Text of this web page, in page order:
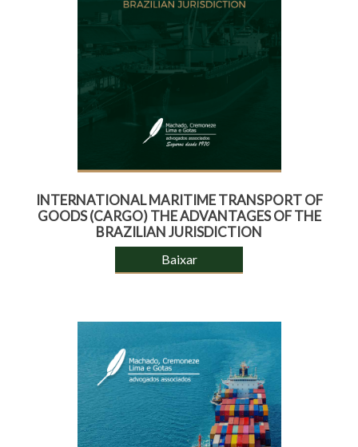
INTERNATIONAL MARITIME TRANSPORT OF
GOODS (CARGO) THE ADVANTAGES OF THE
BRAZILIAN JURISDICTION
Baixar